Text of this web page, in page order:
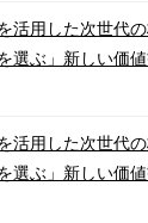
活用した次世代
選ぶ」新しい価
活用した次世代
選ぶ」新しい価